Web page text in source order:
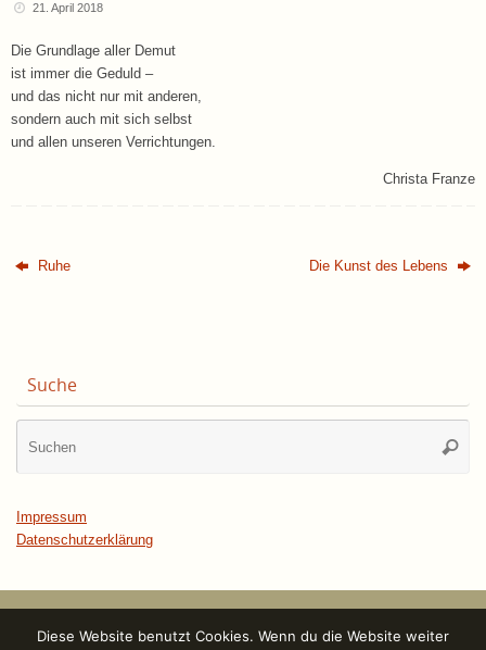
21. April 2018
Die Grundlage aller Demut
ist immer die Geduld –
und das nicht nur mit anderen,
sondern auch mit sich selbst
und allen unseren Verrichtungen.
Christa Franze
Ruhe Die Kunst des Lebens
Suche
Impressum
Datenschutzerklärung
Diese Website benutzt Cookies. Wenn du die Website weiter